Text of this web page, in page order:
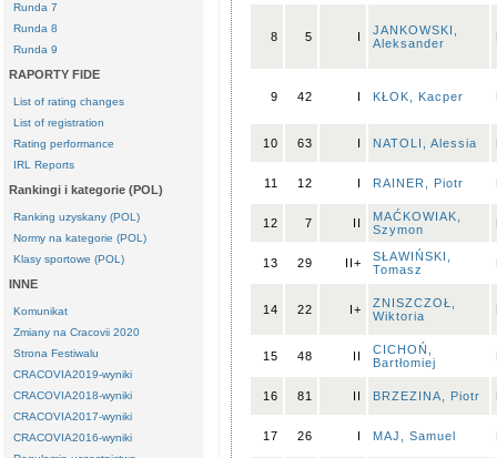
Runda 7
Runda 8
Runda 9
RAPORTY FIDE
List of rating changes
List of registration
Rating performance
IRL Reports
Rankingi i kategorie (POL)
Ranking uzyskany (POL)
Normy na kategorie (POL)
Klasy sportowe (POL)
INNE
Komunikat
Zmiany na Cracovii 2020
Strona Festiwalu
CRACOVIA2019-wyniki
CRACOVIA2018-wyniki
CRACOVIA2017-wyniki
CRACOVIA2016-wyniki
8 5 I
JANKOWSKI,
Aleksander
9 42 I KŁOK, Kacper
10 63 I NATOLI, Alessia
11 12 I RAINER, Piotr
12 7 II
MAĆKOWIAK,
Szymon
13 29 II+
SŁAWIŃSKI,
Tomasz
14 22 I+
ZNISZCZOŁ,
Wiktoria
15 48 II
CICHOŃ,
Bartłomiej
16 81 II BRZEZINA, Piotr
17 26 I MAJ, Samuel